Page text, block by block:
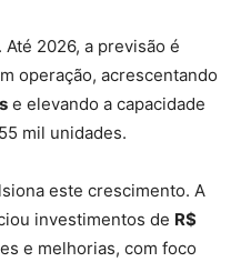
2026, a previsão é
operação, acrescentando
e elevando a capacidade
mil unidades.
este crescimento. A
investimentos de R$
e melhorias, com foco